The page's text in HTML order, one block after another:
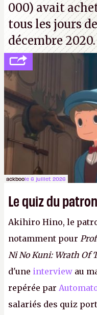
000) avait
tous les jours
décembre
ackboole 6 juillet 2026
Le quiz du patron
Akihiro Hino, le
notamment pour
Ni No Kuni: Wrath Of
d'une interview au
repérée par
salariés des quiz